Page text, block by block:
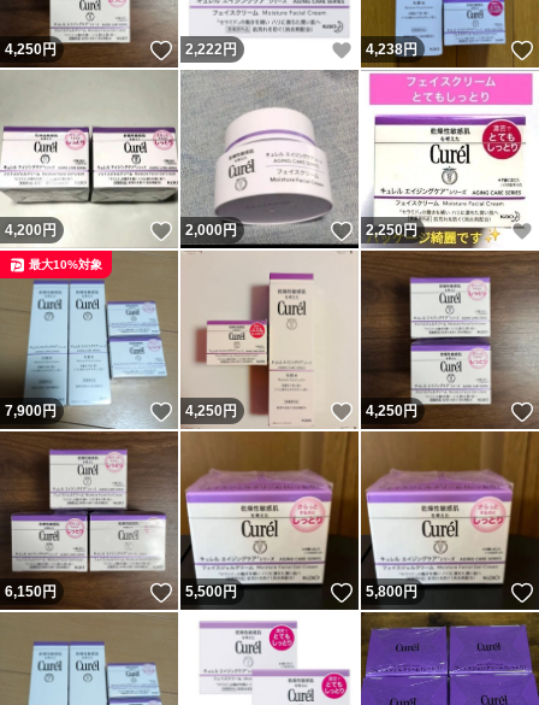
4,250円 いいね！
2,222円 いいね！
4,238円
4,200 円 いいね！
2,000円 いいね！
2,250円
7,900円 いいね！
最大10%対象
4,250円 いいね！
4,250円
6,150円 いいね！
5,500円 いいね！
5,800円